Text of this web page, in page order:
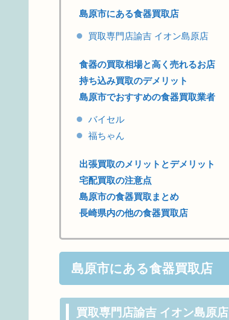
島原市にある食器買取店
買取専門店諭吉 イオン島原店
食器の買取相場と高く売れるお店
持ち込み買取のデメリット
島原市でおすすめの食器買取業者
バイセル
福ちゃん
出張買取のメリットとデメリット
宅配買取の注意点
島原市の食器買取まとめ
長崎県内の他の食器買取店
島原市にある食器買取店
買取専門店諭吉 イオン島原店